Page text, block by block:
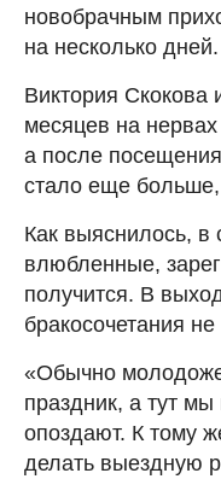
новобрачным
на несколько дней.
Виктория Скокова
месяцев на
а после
стало еще
Как выяснилось, в
влюбленные,
получится. В
бракосочетания не
«Обычно
праздник, а тут
опоздают. К тому
делать выездную